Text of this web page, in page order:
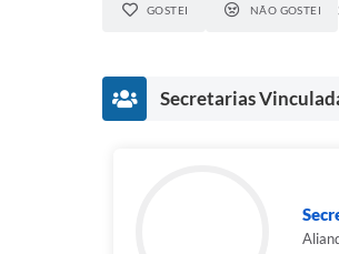
GOSTEI NÃO GOSTEI
Secretarias